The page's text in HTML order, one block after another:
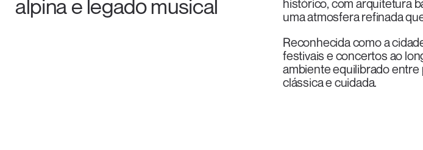
alpina e legado musical
histórico, com arquitetura
uma atmosfera refinada
Reconhecida como a
festivais e concertos ao
ambiente equilibrado entre
clássica e cuidada.